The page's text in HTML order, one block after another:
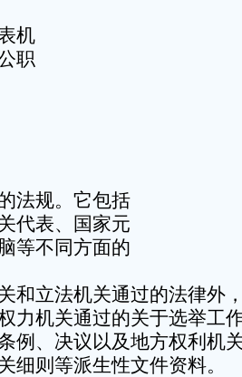
机
职
法规。它包括
代表、国家元
等不同方面的
和立法机关通过的法律外
力机关通过的关于选举工
例、决议以及地方权利机
细则等派生性文件资料。